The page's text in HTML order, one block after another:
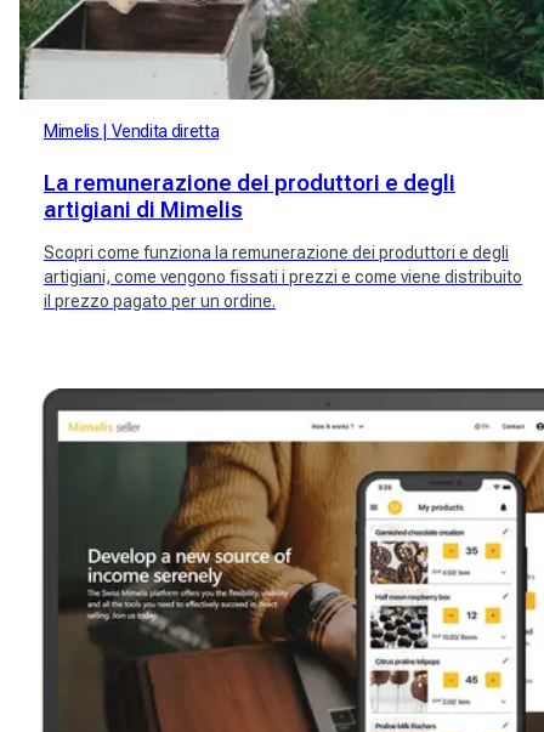
Mimelis Vendita diretta
La remunerazione dei produttori e degli
artigiani di Mimelis
Scopri come funziona la remunerazione dei produttori e degli
artigiani, come vengono fissati i prezzi e come viene distribuito
il prezzo pagato per un ordine.